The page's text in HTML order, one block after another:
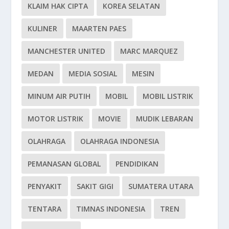
KLAIM HAK CIPTA KOREA SELATAN
KULINER MAARTEN PAES
MANCHESTER UNITED MARC MARQUEZ
MEDAN MEDIA SOSIAL MESIN
MINUM AIR PUTIH MOBIL MOBIL LISTRIK
MOTOR LISTRIK MOVIE MUDIK LEBARAN
OLAHRAGA OLAHRAGA INDONESIA
PEMANASAN GLOBAL PENDIDIKAN
PENYAKIT SAKIT GIGI SUMATERA UTARA
TENTARA TIMNAS INDONESIA TREN